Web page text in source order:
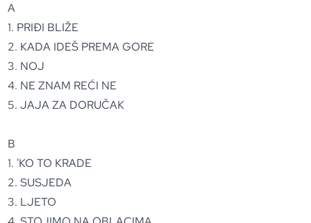
A
1. PRIĐI BLIŽE
2. KADA IDEŠ PREMA GORE
3. NOJ
4. NE ZNAM REĆI NE
5. JAJA ZA DORUČAK
B
1. 'KO TO KRADE
2. SUSJEDA
3. LJETO